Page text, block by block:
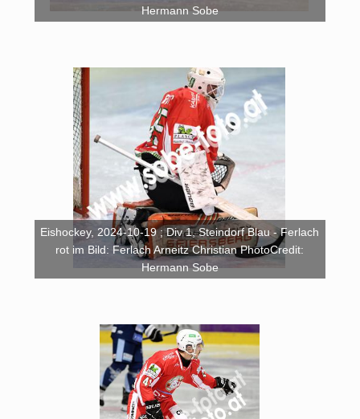
Hermann Sobe
Eishockey, 2024-10-19 ; Div 1, Steindorf Blau - Ferlach
rot im Bild: Ferlach Arneitz Christian PhotoCredit:
Hermann Sobe